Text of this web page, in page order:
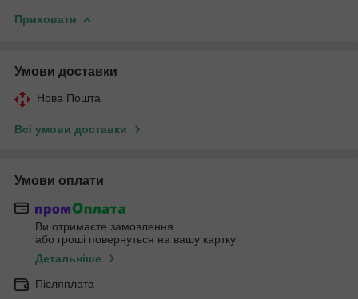
Приховати
Умови доставки
Нова Пошта
Всі умови доставки
Умови оплати
Ви отримаєте замовлення
або гроші повернуться на вашу картку
Детальніше
Післяплата